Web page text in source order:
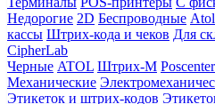
Недорогие 2D Беспроводные Atol
кассы Штрих-кода и чеков Для
CipherLab
Черные ATOL Штрих-М Poscenter
Механические
Этикеток и штрих-кодов